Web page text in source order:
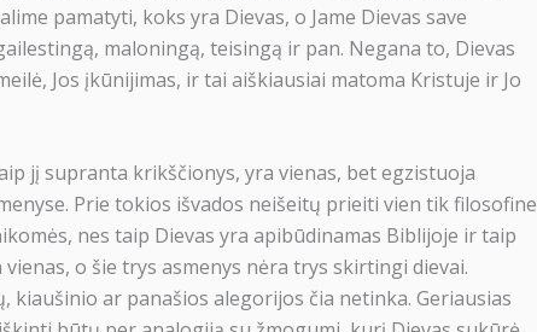
pamatyti, koks yra Dievas, o Jame Dievas save
maloningą, teisingą ir pan. Negana to, Dievas
Jos įkūnijimas, ir tai aiškiausiai matoma Kristuje ir Jo
jį supranta krikščionys, yra vienas, bet egzistuoja
Prie tokios išvados neišeitų prieiti vien tik filosofine
nes taip Dievas yra apibūdinamas Biblijoje ir taip
vienas, o šie trys asmenys nėra trys skirtingi dievai.
kiaušinio ar panašios alegorijos čia netinka. Geriausias